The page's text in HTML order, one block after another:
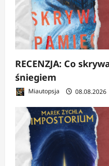
RECENZJA: Co
śniegiem
Miautopsja 08.08.2026